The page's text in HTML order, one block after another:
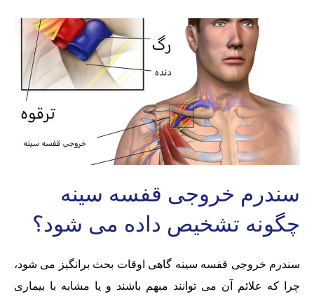
سندرم خروجی قفسه سینه
چگونه تشخیص داده می شود؟
سندرم خروجی قفسه سینه گاهی اوقات بحث برانگیز می شود،
چرا که علائم آن می توانند مبهم باشند و یا مشابه با بیماری